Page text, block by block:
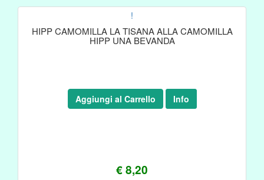
!
HIPP CAMOMILLA LA TISANA ALLA CAMOMILLA
HIPP UNA BEVANDA
€ 8,20
Aggiungi al Carrello Info